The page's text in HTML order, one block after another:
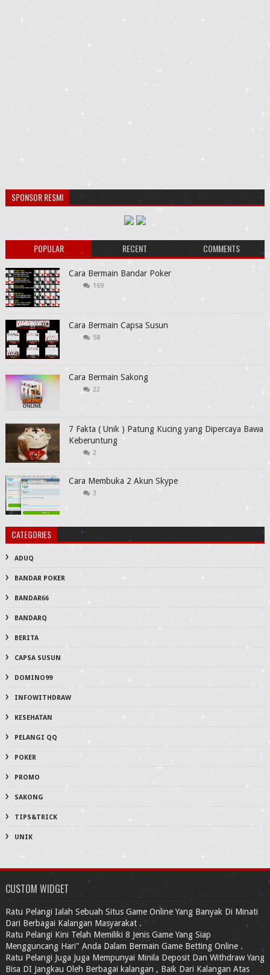
SPONSOR RESMI
POPULAR RECENT COMMENTS
Cara Bermain Bandar Poker
169
Cara Bermain Capsa Susun
58
Cara Bermain Sakong
22
7 Fakta ( Unik ) Patung Kucing yang Dipercaya Bawa
Keberuntung
2
Cara Membuka 2 Akun Skype
3
CATEGORIES
ADUQ
BANDAR POKER
BANDAR66
BANDARQ
BERITA
CAPSA SUSUN
DOMINO99
INFOWITHDRAW
KESEHATAN
PELANGI QQ
POKER
PROMO
SAKONG
TIPS&TRICK
UNIK
CUSTOM WIDGET
Ratu Pelangi Ialah Sebuah Situs Game Online Yang Banyak Di Minati
Dari Berbagai Kalangan Masyarakat .
Ratu Pelangi Kini Telah Memiliki 8 Jenis Game Yang Siap
Mengguncang Hari" Anda Dalam Bermain Game Betting Online .
Ratu Pelangi Juga Juga Mempunyai Minila Deposit Dan Withdraw Yang
Bisa DI Jangkau Oleh Berbagai kalangan , Baik Dari Kalangan Atas